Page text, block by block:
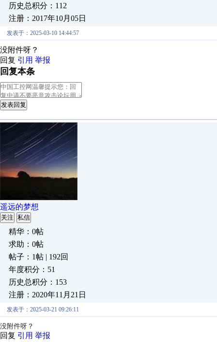
历史总积分：112
注册：2017年10月05日
发表于：2025-03-10 14:44:57
没附件呀？
回复 引用 举报
回复本条
发表回复
遥远的梦想
关注 私信
精华：0帖
求助：0帖
帖子：1帖 | 192回
年度积分：51
历史总积分：153
注册：2020年11月21日
发表于：2025-03-21 09:26:11
没附件呀？
回复 引用 举报